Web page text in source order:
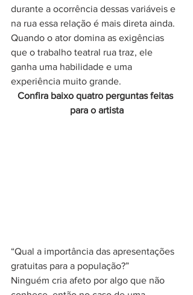
durante a ocorrência dessas variáveis e
na rua essa relação é mais direta ainda.
Quando o ator domina as exigências
que o trabalho teatral rua traz, ele
ganha uma habilidade e uma
experiência muito grande.
Confira baixo quatro perguntas feitas
para o artista
“Qual a importância das apresentações
gratuitas para a população?”
Ninguém cria afeto por algo que não